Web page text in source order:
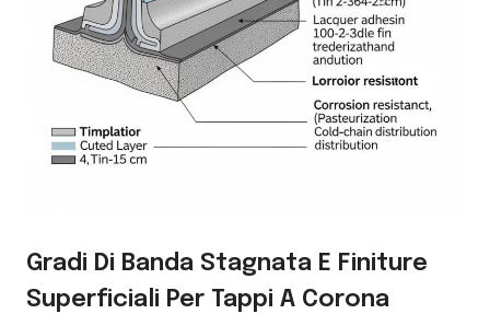
Gradi Di Banda Stagnata E Finiture
Superficiali Per Tappi A Corona